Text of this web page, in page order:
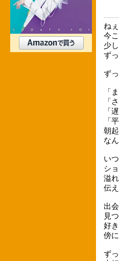
ね
今
少
ず
ず
「
「
「
「
朝
な
い
シ
溢
伝
出
見
好
傍
ず